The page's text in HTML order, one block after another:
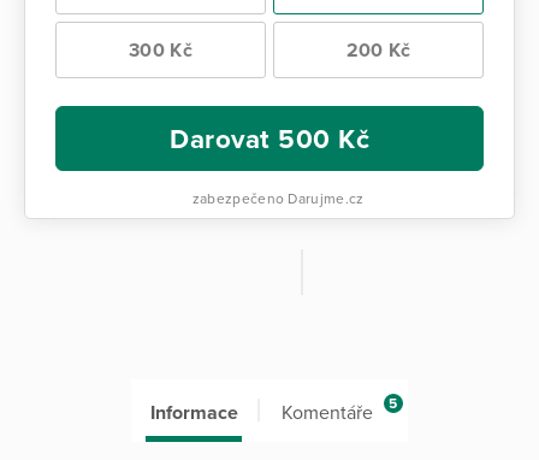
300 Kč 200 Kč
Darovat 500 Kč
zabezpečeno Darujme.cz
Informace Komentáře 5